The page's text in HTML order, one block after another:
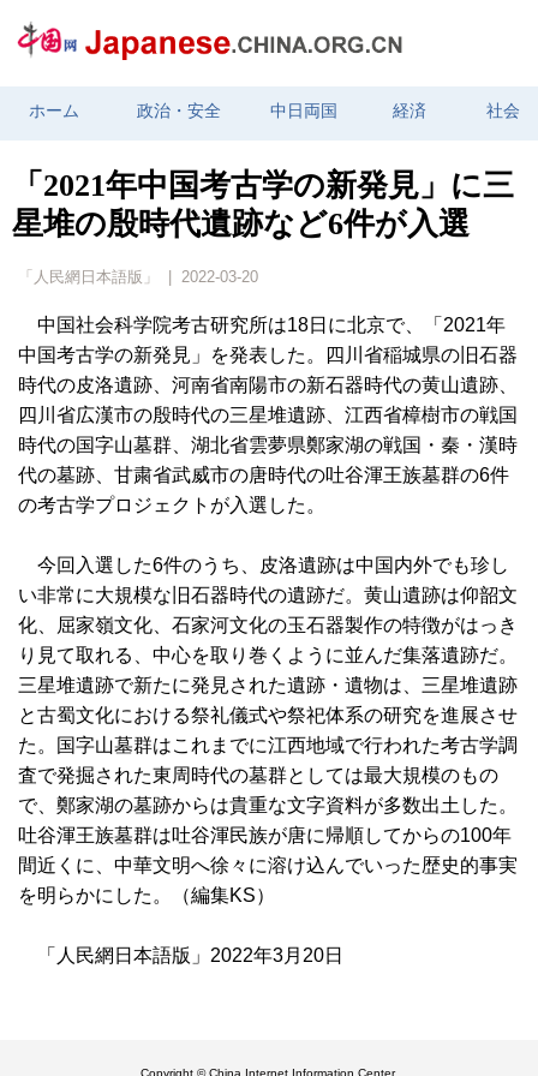
ホーム 政治・安全 中日両国 経済 社会
「2021年中国考古学の新発見」に三
星堆の殷時代遺跡など6件が入選
「人民網日本語版」 | 2022-03-20
中国社会科学院考古研究所は18日に北京で、「2021年
中国考古学の新発見」を発表した。四川省稲城県の旧石器
時代の皮洛遺跡、河南省南陽市の新石器時代の黄山遺跡、
四川省広漢市の殷時代の三星堆遺跡、江西省樟樹市の戦国
時代の国字山墓群、湖北省雲夢県鄭家湖の戦国・秦・漢時
代の墓跡、甘粛省武威市の唐時代の吐谷渾王族墓群の6件
の考古学プロジェクトが入選した。
今回入選した6件のうち、皮洛遺跡は中国内外でも珍し
い非常に大規模な旧石器時代の遺跡だ。黄山遺跡は仰韶文
化、屈家嶺文化、石家河文化の玉石器製作の特徴がはっき
り見て取れる、中心を取り巻くように並んだ集落遺跡だ。
三星堆遺跡で新たに発見された遺跡・遺物は、三星堆遺跡
と古蜀文化における祭礼儀式や祭祀体系の研究を進展させ
た。国字山墓群はこれまでに江西地域で行われた考古学調
査で発掘された東周時代の墓群としては最大規模のもの
で、鄭家湖の墓跡からは貴重な文字資料が多数出土した。
吐谷渾王族墓群は吐谷渾民族が唐に帰順してからの100年
間近くに、中華文明へ徐々に溶け込んでいった歴史的事実
を明らかにした。（編集KS）
「人民網日本語版」2022年3月20日
Copyright © China Internet Information Center.